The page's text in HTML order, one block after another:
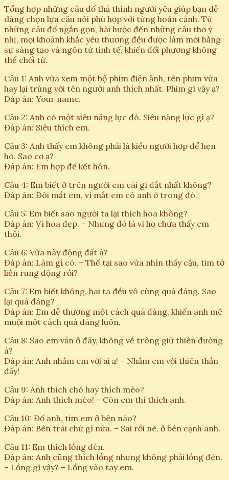
Tổng hợp những câu đố thả thính người yêu giúp bạn dễ
dàng chọn lựa câu nói phù hợp với từng hoàn cảnh. Từ
những câu đố ngắn gọn, hài hước đến những câu thơ ý
nhị, mọi khoảnh khắc yêu thương đều được làm mới bằng
sự sáng tạo và ngôn từ tinh tế, khiến đối phương không
thể chối từ.
Câu 1: Anh vừa xem một bộ phim điện ảnh, tên phim vừa
hay lại trùng với tên người anh thích nhất. Phim gì vậy ạ?
Đáp án: Your name.
Câu 2: Anh có một siêu năng lực đó. Siêu năng lực gì ạ?
Đáp án: Siêu thích em.
Câu 3: Anh thấy em không phải là kiểu người hợp để hẹn
hò. Sao cơ ạ?
Đáp án: Em hợp để kết hôn.
Câu 4: Em biết ở trên người em cái gì đắt nhất không?
Đáp án: Đôi mắt em, vì mắt em có anh ở trong đó.
Câu 5: Em biết sao người ta lại thích hoa không?
Đáp án: Vì hoa đẹp. – Nhưng đó là vì họ chưa thấy em
thôi.
Câu 6: Vừa nãy động đất à?
Đáp án: Làm gì có. – Thế tại sao vừa nhìn thấy cậu, tim tớ
liền rung động rồi?
Câu 7: Em biết không, hai ta đều vô cùng quá đáng. Sao
lại quá đáng?
Đáp án: Em dễ thương một cách quá đáng, khiến anh mê
muội một cách quá đáng luôn.
Câu 8: Sao em vẫn ở đây, không về trông giữ thiên đường
à?
Đáp án: Anh nhầm em với ai ạ! – Nhầm em với thiên thần
đấy!
Câu 9: Anh thích chó hay thích mèo?
Đáp án: Anh thích mèo! – Còn em thì thích anh.
Câu 10: Đố anh, tim em ở bên nào?
Đáp án: Bên trái chứ gì nữa. – Sai rồi nè, ở bên cạnh anh.
Câu 11: Em thích lồng đèn.
Đáp án: Anh cũng thích lồng nhưng không phải lồng đèn.
– Lồng gì vậy? – Lồng vào tay em.